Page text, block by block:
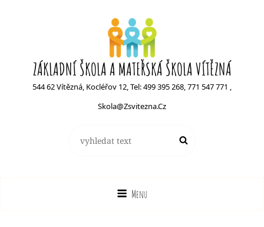
ZÁKLADNÍ ŠKOLA A MATEŘSKÁ ŠKOLA VÍTĚZNÁ
544 62 Vítězná, Kocléřov 12, Tel: 499 395 268, 771 547 771 ,
Skola@zsvitezna.cz
for:
Search
Menu